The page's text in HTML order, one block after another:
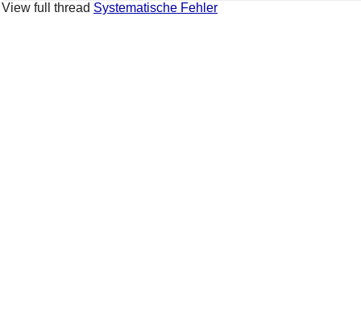
View full thread Systematische Fehler